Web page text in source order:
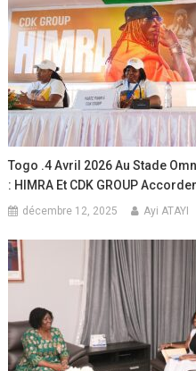
Togo .4 Avril 2026 Au Stade
: HIMRA Et CDK GROUP
décembre 12, 2025 Ayi ATAYI